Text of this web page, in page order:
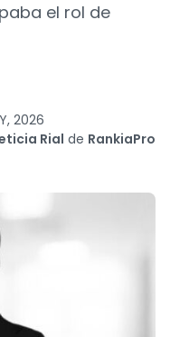
el rol de
2026
Rial de RankiaPro